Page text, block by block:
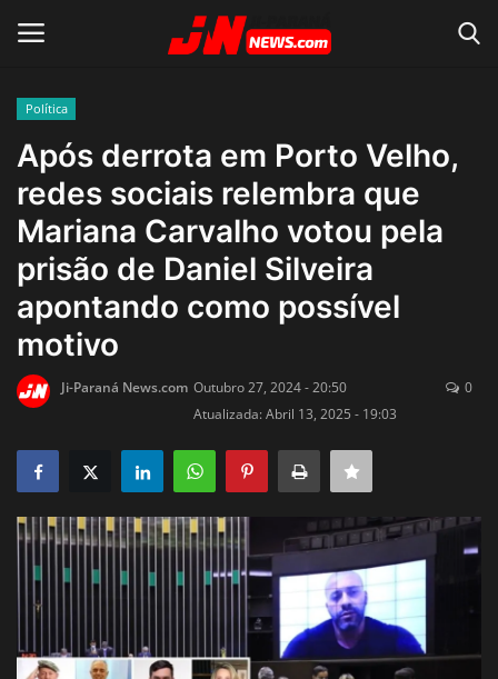
Home
Contato
Acidente
Política
Justiça
Brasil
Educação
Política
Após derrota em Porto Velho,
redes sociais relembra que
Mariana Carvalho votou pela
prisão de Daniel Silveira
apontando como possível
motivo
Ji-Paraná News.com Outubro 27, 2024 - 20:50
Atualizada: Abril 13, 2025 - 19:03
0